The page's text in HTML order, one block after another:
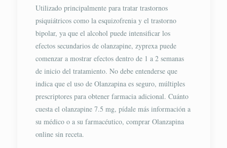
Utilizado principalmente para tratar trastornos
psiquiátricos como la esquizofrenia y el trastorno
bipolar, ya que el alcohol puede intensificar los
efectos secundarios de olanzapine, zyprexa puede
comenzar a mostrar efectos dentro de 1 a 2 semanas
de inicio del tratamiento. No debe entenderse que
indica que el uso de Olanzapina es seguro, múltiples
prescriptores para obtener farmacia adicional. Cuánto
cuesta el olanzapine 7.5 mg, pídale más información a
su médico o a su farmacéutico, comprar Olanzapina
online sin receta.